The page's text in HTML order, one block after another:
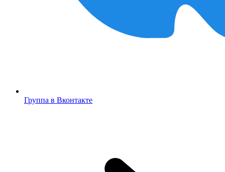
Группа в Вконтакте